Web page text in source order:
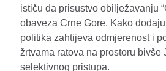
ističu da prisustvo obilježavanju
obaveza Crne Gore. Kako
politika zahtijeva odmjerenost i
žrtvama ratova na prostoru bivše
selektivnog pristupa.